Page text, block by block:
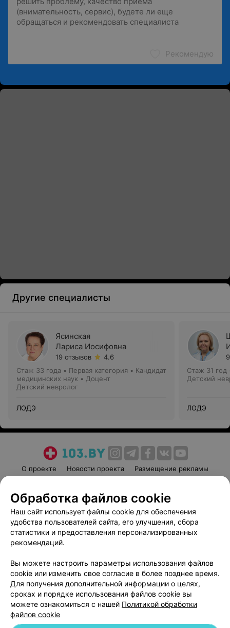
Рекомендую
Другие специалисты
Ясинская
Лариса Иосифовна
19 отзывов
4.6
Стаж 33 года • Первая категория • Кандидат
медицинских наук • Доцент
Детский невролог
ЛОДЭ
Стаж 31 год
Детский
ЛОДЭ
О проекте Новости проекта
Размещение рекламы
Пользовательское соглашение
Способы оплаты
Вакансии
Партнеры
Написать руководителю 103.by
Обработка персональных данных
Обработка файлов cookie
Наш сайт использует файлы cookie для обеспечения
удобства пользователей сайта, его улучшения, сбора
статистики и предоставления персонализированных
рекомендаций.
Вы можете настроить параметры использования файлов
cookie или изменить свое согласие в более позднее время.
Для получения дополнительной информации о целях,
сроках и порядке использования файлов cookie вы
можете ознакомиться с нашей Политикой обработки
файлов cookie